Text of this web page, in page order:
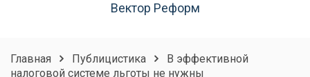
Вектор Реформ
Главная Публицистика
В эффективной
налоговой системе льготы не нужны